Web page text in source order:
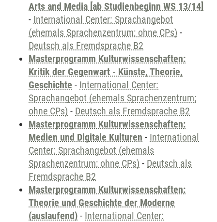
Arts and Media [ab Studienbeginn WS 13/14]
- International Center: Sprachangebot
(ehemals Sprachenzentrum; ohne CPs) -
Deutsch als Fremdsprache B2
Masterprogramm Kulturwissenschaften:
Kritik der Gegenwart - Künste, Theorie,
Geschichte - International Center:
Sprachangebot (ehemals Sprachenzentrum;
ohne CPs) - Deutsch als Fremdsprache B2
Masterprogramm Kulturwissenschaften:
Medien und Digitale Kulturen - International
Center: Sprachangebot (ehemals
Sprachenzentrum; ohne CPs) - Deutsch als
Fremdsprache B2
Masterprogramm Kulturwissenschaften:
Theorie und Geschichte der Moderne
(auslaufend) - International Center: